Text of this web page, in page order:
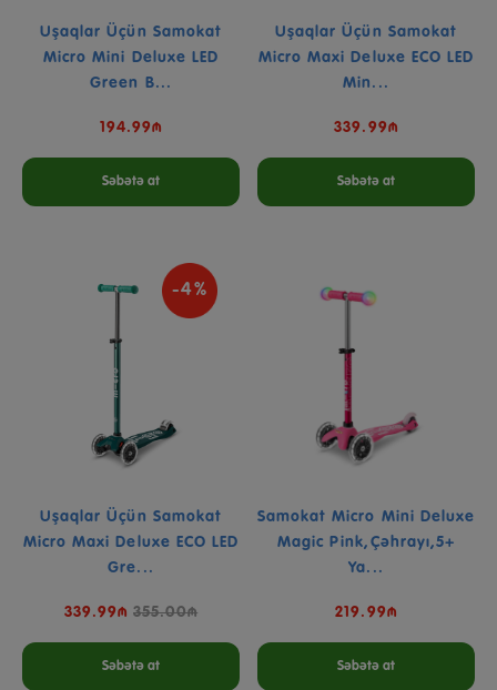
Uşaqlar Üçün Samokat
Micro Mini Deluxe LED
Green B...
194.99₼
Səbətə at
Uşaqlar Üçün Samokat
Micro Maxi Deluxe ECO LED
Min...
339.99₼
Səbətə at
-4%
Uşaqlar Üçün Samokat
Micro Maxi Deluxe ECO LED
Gre...
339.99₼ 355.00₼
Səbətə at
Samokat Micro Mini Deluxe
Magic Pink,çəhrayı,5+
Ya...
219.99₼
Səbətə at